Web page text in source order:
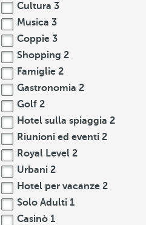
Cultura 3
Musica 3
Coppie 3
Shopping 2
Famiglie 2
Gastronomia 2
Golf 2
Hotel sulla spiaggia 2
Riunioni ed eventi 2
Royal Level 2
Urbani 2
Hotel per vacanze 2
Solo Adulti 1
Casinò 1